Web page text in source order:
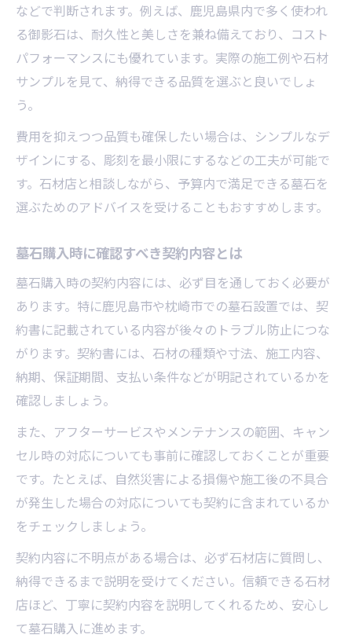
などで判断されます。例えば、鹿児島県内で多く使われ
る御影石は、耐久性と美しさを兼ね備えており、コスト
パフォーマンスにも優れています。実際の施工例や石材
サンプルを見て、納得できる品質を選ぶと良いでしょ
う。
費用を抑えつつ品質も確保したい場合は、シンプルなデ
ザインにする、彫刻を最小限にするなどの工夫が可能で
す。石材店と相談しながら、予算内で満足できる墓石を
選ぶためのアドバイスを受けることもおすすめします。
墓石購入時に確認すべき契約内容とは
墓石購入時の契約内容には、必ず目を通しておく必要が
あります。特に鹿児島市や枕崎市での墓石設置では、契
約書に記載されている内容が後々のトラブル防止につな
がります。契約書には、石材の種類や寸法、施工内容、
納期、保証期間、支払い条件などが明記されているかを
確認しましょう。
また、アフターサービスやメンテナンスの範囲、キャン
セル時の対応についても事前に確認しておくことが重要
です。たとえば、自然災害による損傷や施工後の不具合
が発生した場合の対応についても契約に含まれているか
をチェックしましょう。
契約内容に不明点がある場合は、必ず石材店に質問し、
納得できるまで説明を受けてください。信頼できる石材
店ほど、丁寧に契約内容を説明してくれるため、安心し
て墓石購入に進めます。